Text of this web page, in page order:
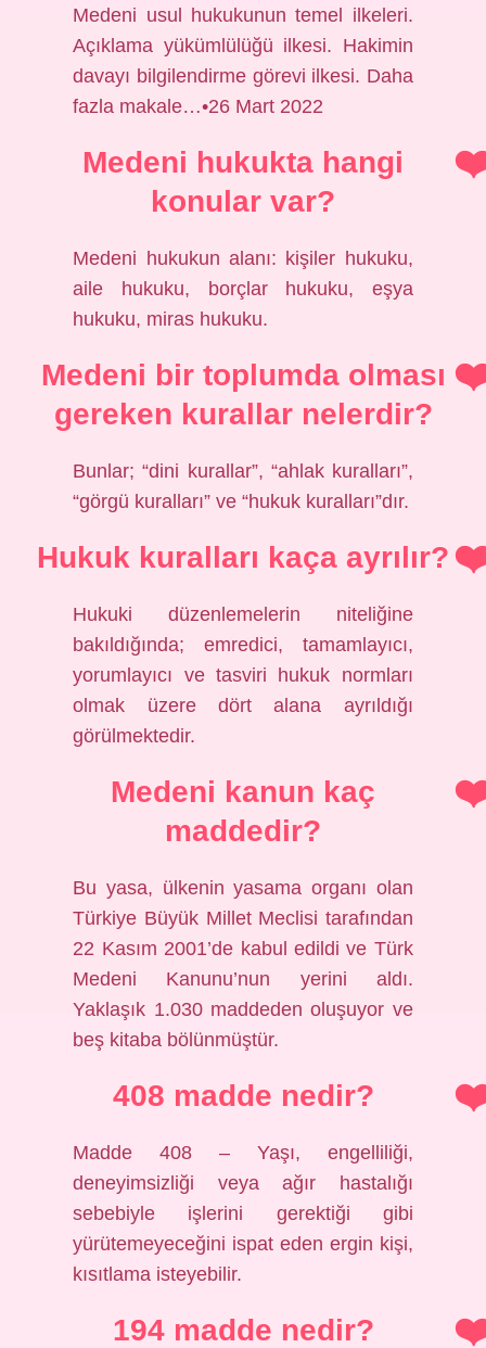
Medeni usul hukukunun temel ilkeleri.
Açıklama yükümlülüğü ilkesi. Hakimin
davayı bilgilendirme görevi ilkesi. Daha
fazla makale…•26 Mart 2022
Medeni hukukta hangi
konular var?
Medeni hukukun alanı: kişiler hukuku,
aile hukuku, borçlar hukuku, eşya
hukuku, miras hukuku.
Medeni bir toplumda olması
gereken kurallar nelerdir?
Bunlar; “dini kurallar”, “ahlak kuralları”,
“görgü kuralları” ve “hukuk kuralları”dır.
Hukuk kuralları kaça ayrılır?
Hukuki düzenlemelerin niteliğine
bakıldığında; emredici, tamamlayıcı,
yorumlayıcı ve tasviri hukuk normları
olmak üzere dört alana ayrıldığı
görülmektedir.
Medeni kanun kaç
maddedir?
Bu yasa, ülkenin yasama organı olan
Türkiye Büyük Millet Meclisi tarafından
22 Kasım 2001’de kabul edildi ve Türk
Medeni Kanunu’nun yerini aldı.
Yaklaşık 1.030 maddeden oluşuyor ve
beş kitaba bölünmüştür.
408 madde nedir?
Madde 408 – Yaşı, engelliliği,
deneyimsizliği veya ağır hastalığı
sebebiyle işlerini gerektiği gibi
yürütemeyeceğini ispat eden ergin kişi,
kısıtlama isteyebilir.
194 madde nedir?